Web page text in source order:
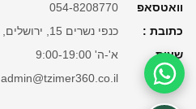
וואטסאפ
054-8208770
כתובת :
כנפי נשרים 15, ירושלים, ישראל
שעות
א'-ה' 9:00-19:00
מייל
admin@tzimer360.co.ilסיוע בהזמנה